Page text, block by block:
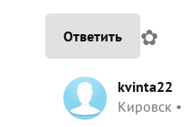
Ответить ✿
kvinta22
Кировск